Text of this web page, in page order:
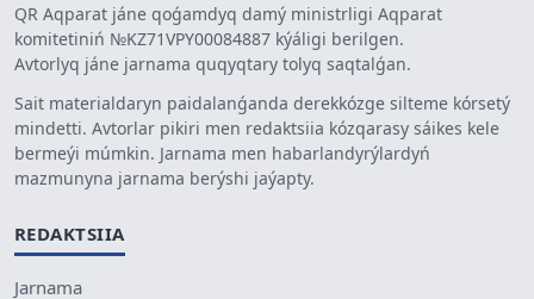
QR Aqparat jáne qoǵamdyq damý ministrligi Aqparat
komitetiniń №KZ71VPY00084887 kýáligi berilgen.
Avtorlyq jáne jarnama quqyqtary tolyq saqtalǵan.
Sait materialdaryn paidalanǵanda derekkózge silteme kórsetý
mindetti. Avtorlar pikiri men redaktsiia kózqarasy sáikes kele
bermeýi múmkin. Jarnama men habarlandyrýlardyń
mazmunyna jarnama berýshi jaýapty.
REDAKTSIIA
Jarnama